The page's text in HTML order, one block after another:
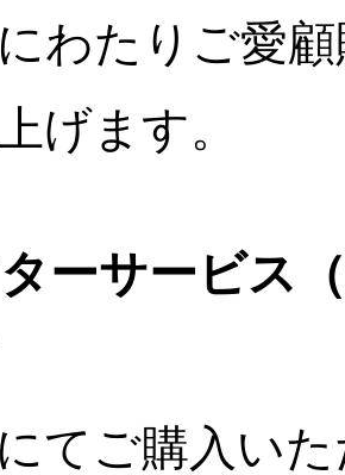
わたりご愛
げます。
ーサービス
てご購入い